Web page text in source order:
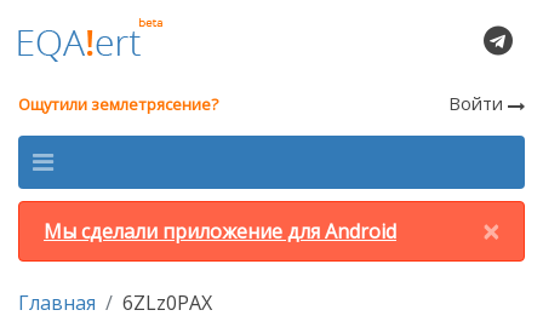
Ощутили землетрясение? Войти
×
Мы сделали приложение для Android
Главная 6ZLz0PAX